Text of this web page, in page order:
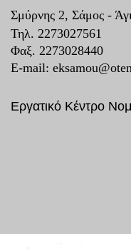
Σμύρνης 2, Σάμος -
Τηλ. 2273027561
Φαξ. 2273028440
E-mail:
Εργατικό Κέντρο